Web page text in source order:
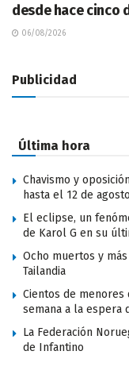
desde hace cinco
06/08/2026
Publicidad
Última hora
Chavismo y
hasta el 12 de agosto
El eclipse, un
de Karol G en su
Ocho muertos y
Tailandia
Cientos de menores
semana a la espera
La Federación
de Infantino